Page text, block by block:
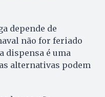
depende de
não for feriado
dispensa é uma
alternativas podem